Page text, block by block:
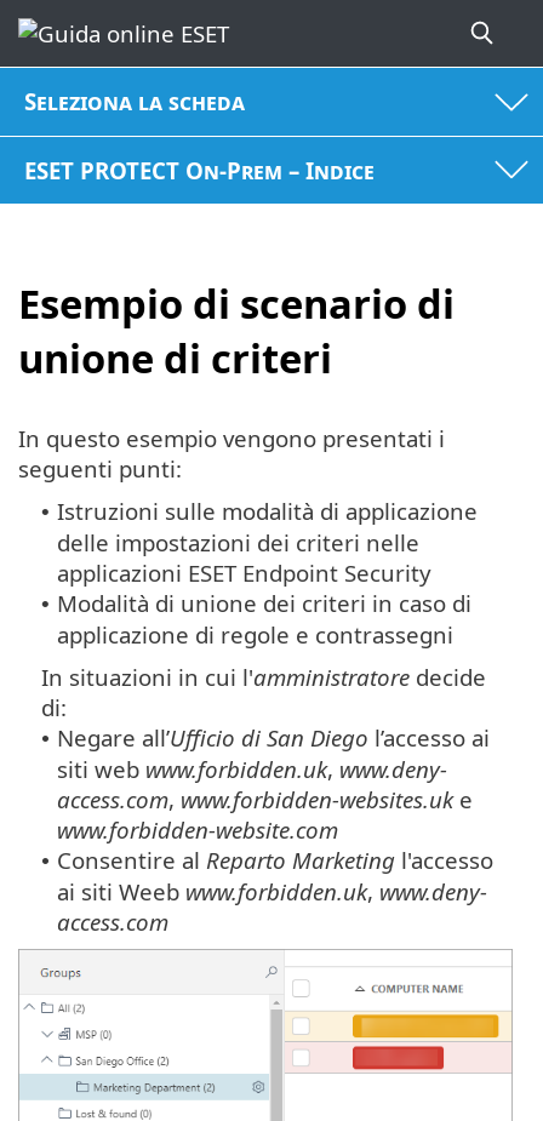
Seleziona la scheda
ESET PROTECT On-Prem – Indice
Esempio di scenario di
unione di criteri
In questo esempio vengono presentati i
seguenti punti:
• Istruzioni sulle modalità di applicazione
delle impostazioni dei criteri nelle
applicazioni ESET Endpoint Security
• Modalità di unione dei criteri in caso di
applicazione di regole e contrassegni
In situazioni in cui l'amministratore decide
di:
• Negare all’Ufficio di San Diego l’accesso ai
siti web www.forbidden.uk, www.deny-
access.com, www.forbidden-websites.uke
www.forbidden-website.com
• Consentire al Reparto Marketing l'accesso
ai siti Weeb www.forbidden.uk, www.deny-
access.com